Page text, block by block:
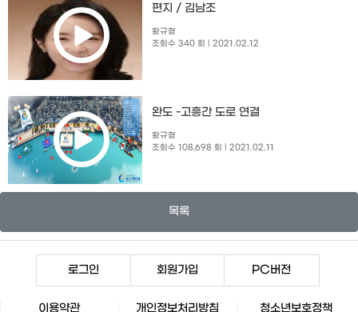
편지 / 김남조
황규형
조회수 340 회
| 2021.02.12
완도 -고흥간 도로 연결
황규형
조회수 108,698 회
| 2021.02.11
목록
로그인 회원가입 PC버전
이용약관 개인정보처리방침 청소년보호정책